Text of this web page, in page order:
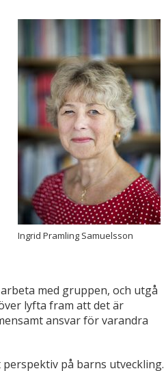
Ingrid Pramling Samuelsson
med gruppen, och utgå
lyfta fram att det är
ansvar för varandra
på barns utveckling.